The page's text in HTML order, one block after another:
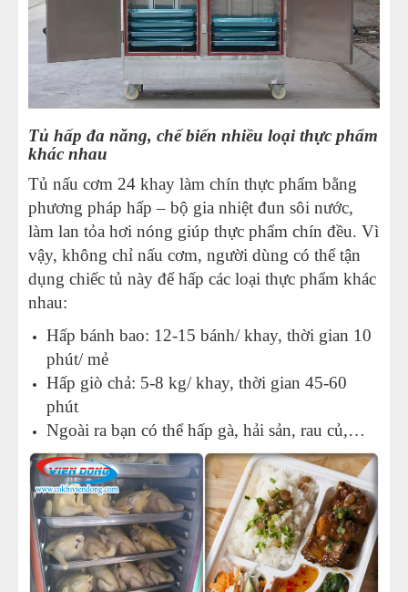
Tủ hấp đa năng, chế biến nhiều loại thực phẩm
khác nhau
Tủ nấu cơm 24 khay làm chín thực phẩm bằng
phương pháp hấp – bộ gia nhiệt đun sôi nước,
làm lan tỏa hơi nóng giúp thực phẩm chín đều. Vì
vậy, không chỉ nấu cơm, người dùng có thể tận
dụng chiếc tủ này để hấp các loại thực phẩm khác
nhau:
Hấp bánh bao: 12-15 bánh/ khay, thời gian 10
phút/ mẻ
Hấp giò chả: 5-8 kg/ khay, thời gian 45-60
phút
Ngoài ra bạn có thể hấp gà, hải sản, rau củ,…